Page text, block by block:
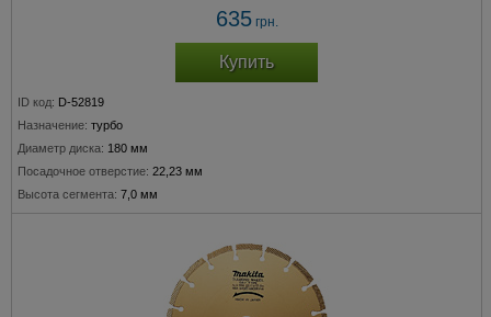
635грн.
Купить
ID код: D-52819
Назначение: турбо
Диаметр диска: 180 мм
Посадочное отверстие: 22,23 мм
Высота сегмента: 7,0 мм